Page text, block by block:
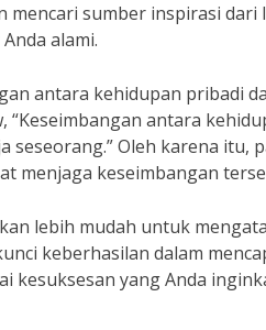
sumber inspirasi dari
alami.
antara kehidupan pribadi
“Keseimbangan antara
Oleh karena itu,
menjaga keseimbangan
lebih mudah untuk
keberhasilan dalam
yang Anda